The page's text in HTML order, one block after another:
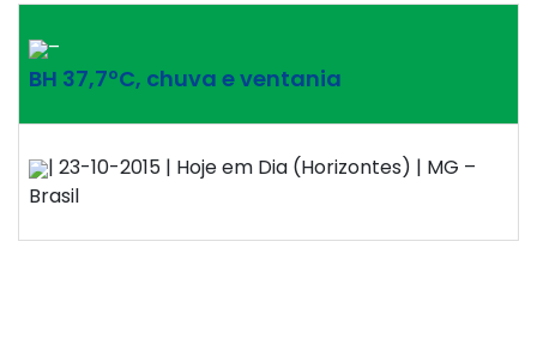
–
BH 37,7ºC, chuva e ventania
| 23-10-2015 | Hoje em Dia (Horizontes) | MG –
Brasil